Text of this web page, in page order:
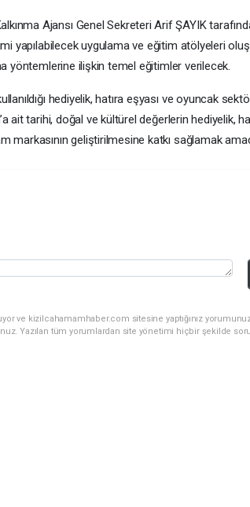
Ajansı Genel Sekreteri Arif ŞAYIK
yapılabilecek uygulama ve eğitim atölyeleri
yöntemlerine ilişkin temel eğitimler verilecek.
hediyelik, hatıra eşyası ve oyuncak
ait tarihi, doğal ve kültürel değerlerin hediyelik,
markasının geliştirilmesine katkı sağlamak
ve kizilcahamamhaber.com sitesine yaptığınız
Yazılan tüm yorumlardan site yönetimi hiçbir şekilde